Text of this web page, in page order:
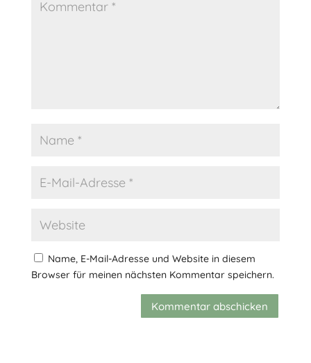
Name, E-Mail-Adresse und Website in diesem
Browser für meinen nächsten Kommentar speichern.
Kommentar abschicken